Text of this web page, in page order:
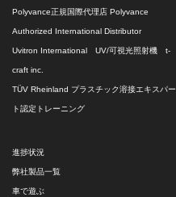
Polyvance正規国際代理店 Polyvance
Authorized International Distributor
Uvitron International UV/可視光照射機 t-
craft inc.
TÜV Rheinland プラスチック溶接エキスパー
ト認定トレーニング
進捗状況
弊社製品一覧
車で遊ぶ